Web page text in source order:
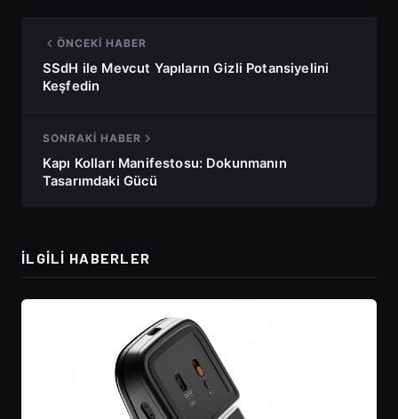
ÖNCEKI HABER
SSdH ile Mevcut Yapıların Gizli Potansiyelini
Keşfedin
SONRAKI HABER
Kapı Kolları Manifestosu: Dokunmanın
Tasarımdaki Gücü
İLGILI HABERLER